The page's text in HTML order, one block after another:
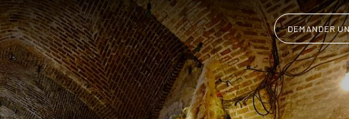
DEMANDER